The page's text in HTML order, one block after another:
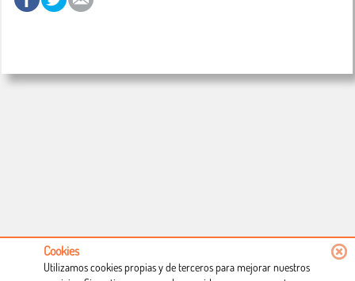
Cookies
Utilizamos cookies propias y de terceros para mejorar nuestros